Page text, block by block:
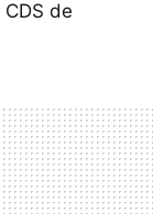
CDS de